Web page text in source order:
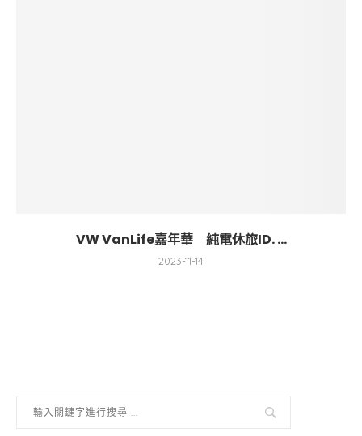
VW VanLife嘉年華 純電休旅ID. ...
2023-11-14